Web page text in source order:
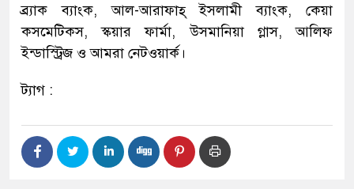
ব্র্যাক ব্যাংক, আল-আরাফাহ্ ইসলামী ব্যাংক, কেয়া
কসমেটিকস, স্কয়ার ফার্মা, উসমানিয়া গ্লাস, আলিফ
ইন্ডাস্ট্রিজ ও আমরা নেটওয়ার্ক।
ট্যাগ :